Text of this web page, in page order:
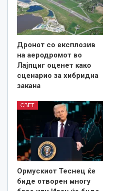
Дронот со експлозив
на аеродромот во
Лајпциг оценет како
сценарио за хибридна
закана
СВЕТ
Ормускиот Теснец ќе
биде отворен многу